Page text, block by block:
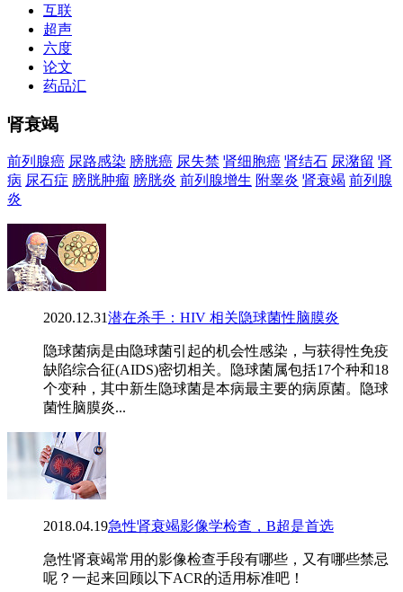
互联
超声
六度
论文
药品汇
肾衰竭
前列腺癌 尿路感染 膀胱癌 尿失禁 肾细胞癌 肾结石 尿潴留 肾
病 尿石症 膀胱肿瘤 膀胱炎 前列腺增生 附睾炎 肾衰竭 前列腺
炎
2020.12.31潜在杀手：HIV 相关隐球菌性脑膜炎
隐球菌病是由隐球菌引起的机会性感染，与获得性免疫
缺陷综合征(AIDS)密切相关。隐球菌属包括17个种和18
个变种，其中新生隐球菌是本病最主要的病原菌。隐球
菌性脑膜炎...
2018.04.19急性肾衰竭影像学检查，B超是首选
急性肾衰竭常用的影像检查手段有哪些，又有哪些禁忌
呢？一起来回顾以下ACR的适用标准吧！